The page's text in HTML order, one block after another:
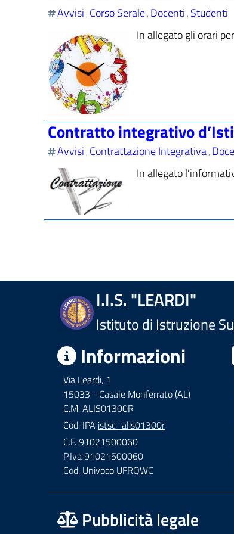
Avvisi, Corso Serale, Docenti, Studenti
In allegato gli orari
Contratto integrativo
Avvisi, Contrattazione Integrativa,
In allegato
I.I.S. "LEARDI"
Istituto di Istruzione
Informazioni
Via Leardi, 1
15033 - Casale Monferrato (AL)
C.M. ALIS01300R
Cod. IPA istsc_alis01300r
C.F. 91021500060
P.Iva 91021500060
Cod. Univoco UFRQWC
Pubblicità legale